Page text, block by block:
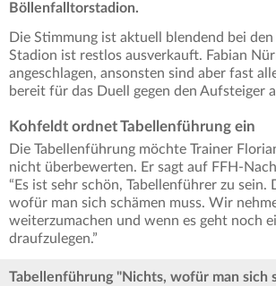
Böllenfalltorstadion.
Die Stimmung ist aktuell blendend bei den
Stadion ist restlos ausverkauft. Fabian
angeschlagen, ansonsten sind aber fast
bereit für das Duell gegen den Aufsteiger
Kohfeldt ordnet Tabellenführung ein
Die Tabellenführung möchte Trainer
nicht überbewerten. Er sagt auf FFH-
“Es ist sehr schön, Tabellenführer zu sein.
wofür man sich schämen muss. Wir
weiterzumachen und wenn es geht noch
draufzulegen.”
Tabellenführung "Nichts, wofür man sich